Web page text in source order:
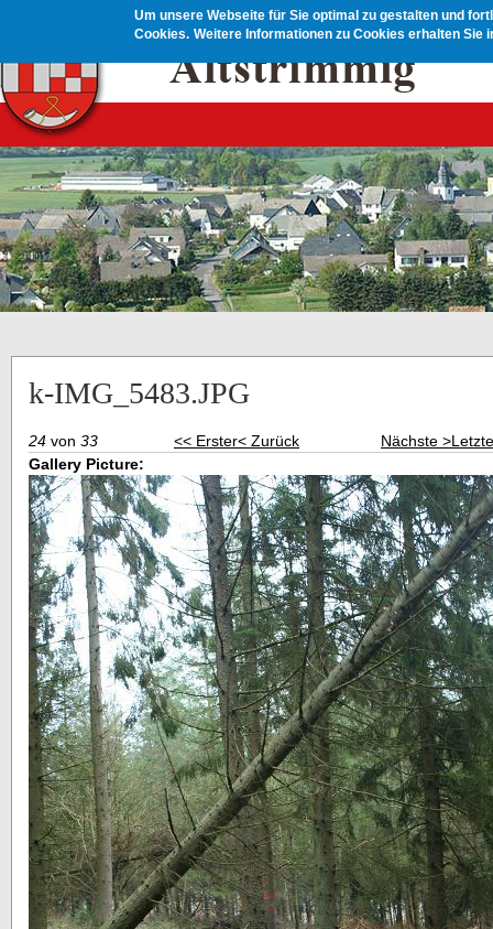
Um unsere Webseite für Sie optimal zu gestalten und
Cookies. Weitere Informationen zu Cookies erhalten Sie
k-IMG_5483.JPG
24 von 33 << Erster< Zurück Nächste >
Gallery Picture: